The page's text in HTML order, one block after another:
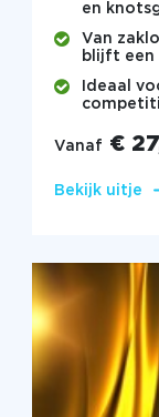
en
Van
blijft een
Ideaal
Vanaf €
Bekijk uitje